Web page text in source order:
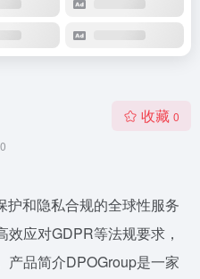
0
收藏 0
护和隐私合规的全球性服务
应对GDPR等法规要求，
产品简介DPOGroup是一家